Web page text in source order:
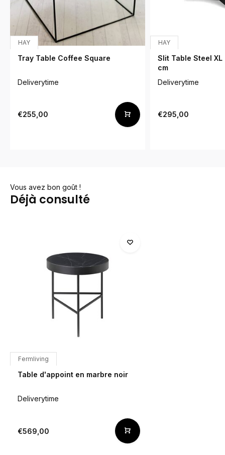
HAY
Tray Table Coffee Square
Deliverytime
€255,00
HAY
Slit Table Steel
cm
Deliverytime
€295,00
Vous avez bon goût !
Déjà consulté
Fermliving
Table d'appoint en marbre noir
Deliverytime
€569,00